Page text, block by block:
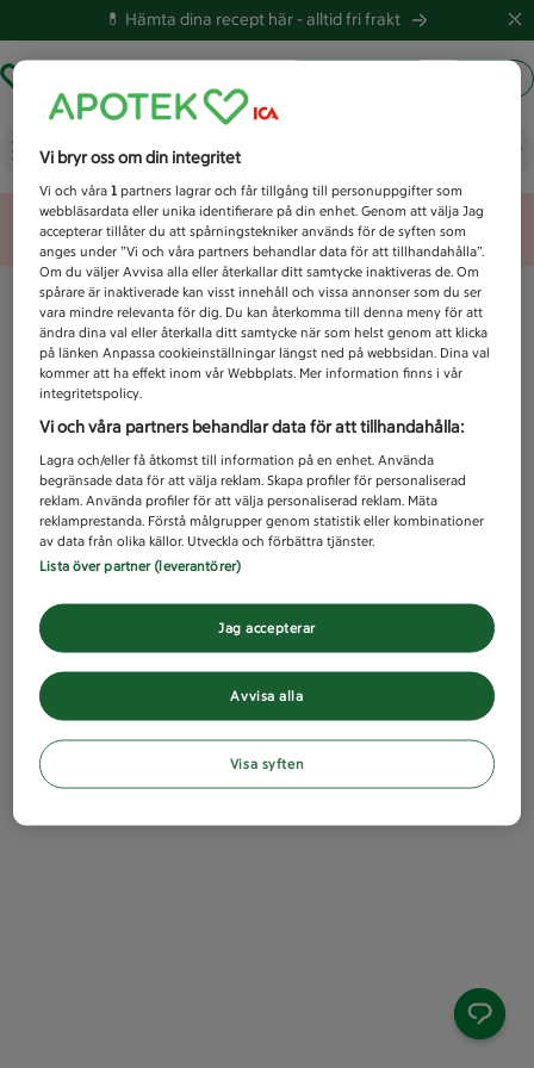
💊 Hämta dina recept här -alltid fri frakt
Vad letar du efter idag?
Unknown error
Vi bryr oss om din integritet
Vi och våra1 partners lagrar och får tillgång till personuppgifter som
webbläsardata eller unika identifierare på din enhet. Genom att välja Jag
accepterar tillåter du att spårningstekniker används för de syften som
anges under ”Vi och våra partners behandlar data för att tillhandahålla”.
Om du väljer Avvisa alla eller återkallar ditt samtycke inaktiveras de. Om
spårare är inaktiverade kan visst innehåll och vissa annonser som du ser
vara mindre relevanta för dig. Du kan återkomma till denna meny för att
ändra dina val eller återkalla ditt samtycke när som helst genom att klicka
på länken Anpassa cookieinställningar längst ned på webbsidan. Dina val
kommer att ha effekt inom vår Webbplats. Mer information finns i vår
integritetspolicy.
Vi och våra partners behandlar data för att tillhandahålla:
Lagra och/eller få åtkomst till information på en enhet. Använda
begränsade data för att välja reklam. Skapa profiler för personaliserad
reklam. Använda profiler för att välja personaliserad reklam. Mäta
reklamprestanda. Förstå målgrupper genom statistik eller kombinationer
av data från olika källor. Utveckla och förbättra tjänster.
Lista över partner (leverantörer)
Avvisa alla
Jag accepterar
Visa syften